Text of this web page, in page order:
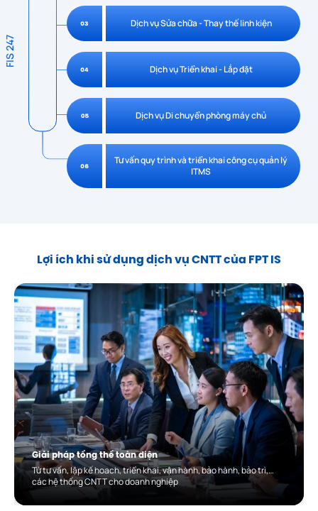
FIS 247
Dịch vụ Sửa chữa - Thay thế linh kiện
Dịch vụ Triển khai - Lắp đặt
Dịch vụ Di chuyển phòng máy chủ
Tư vấn quy trình và triển khai công cụ quản lý
ITMS
Lợi ích khi sử dụng dịch vụ CNTT của FPT IS
Giải pháp tổng thể toàn diện
Từ tư vấn, lập kế hoach, triển khai, vận hành, bảo hành, bảo trì,…
các hệ thống CNTT cho doanh nghiệp